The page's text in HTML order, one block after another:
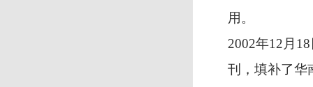
用。
2002年12月
刊，填补了华